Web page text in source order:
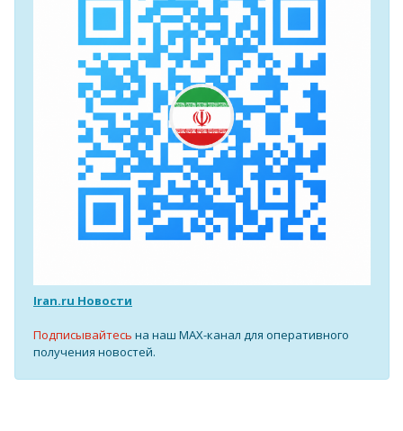
Iran.ru Новости
Подписывайтесь на наш MAX-канал для оперативного
получения новостей.